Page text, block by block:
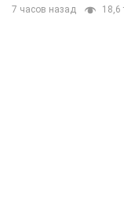
7 часов назад 18,6